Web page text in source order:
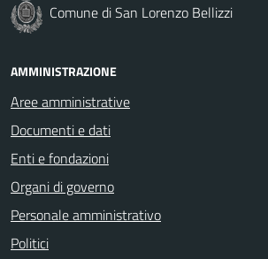
Comune di San Lorenzo Bellizzi
AMMINISTRAZIONE
Aree amministrative
Documenti e dati
Enti e fondazioni
Organi di governo
Personale amministrativo
Politici